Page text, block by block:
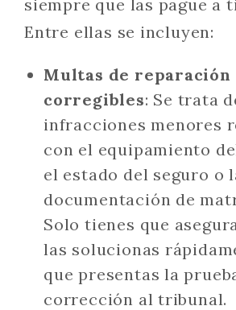
siempre que las pague a
Entre ellas se incluyen:
Multas de reparación
corregibles: Se trata
infracciones menores
con el equipamiento
el estado del seguro o
documentación de
Solo tienes que
las solucionas
que presentas la
corrección al tribunal.